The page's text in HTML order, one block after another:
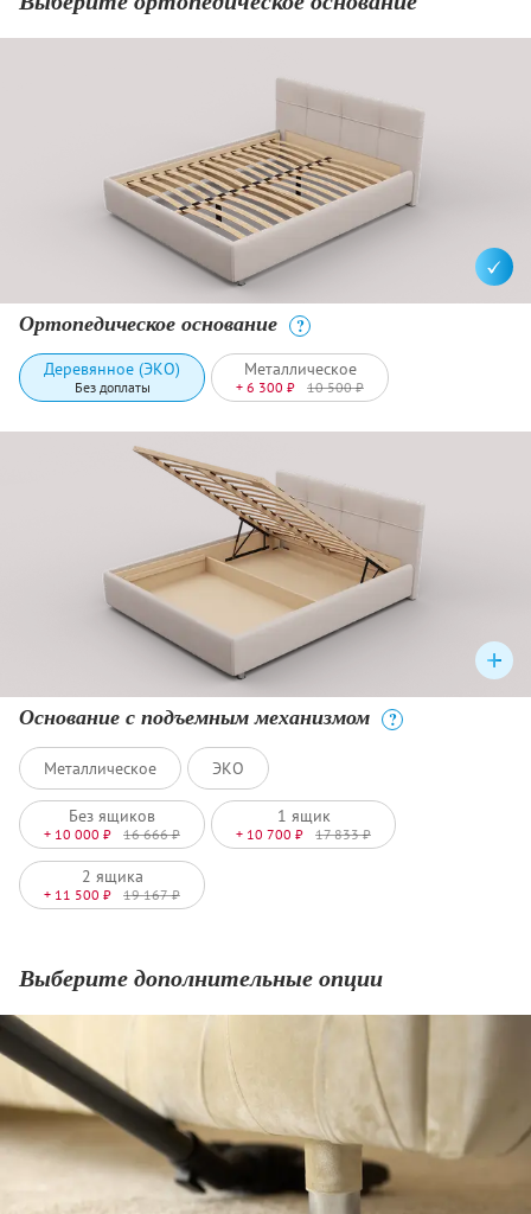
Ортопедическое основание ?
Деревянное (ЭКО)
Без доплаты
Металлическое
+ 6 300 ₽ 10 500 ₽
Основание с подъемным механизмом ?
Металлическое ЭКО
Без ящиков
+ 10 000 ₽ 16 666 ₽
1 ящик
+ 10 700 ₽ 17 833 ₽
2 ящика
+ 11 500 ₽ 19 167 ₽
Выберите дополнительные опции